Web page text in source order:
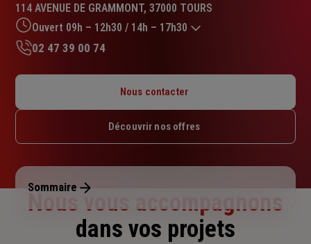
4.7
sur
5
étoiles
114 AVENUE DE GRAMMONT, 37000 TOURS
Ouvert 09h – 12h30 / 14h – 17h30
Mardi : 09h – 12h30 / 14h – 17h30
Jeudi : 09h – 12h30 / 14h – 17h30
Dimanche : Fermé
02 47 39 00 74
Nous contacter
Découvrir nos offres
Sommaire
Nous vous accompagnons
dans vos projets